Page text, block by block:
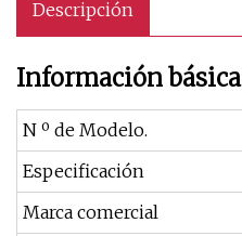
Descripción
Información básica
N º de Modelo.
Especificación
Marca comercial